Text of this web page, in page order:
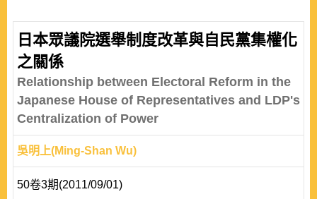
日本眾議院選舉制度改革與自民黨集權化
之關係
Relationship between Electoral Reform in the
Japanese House of Representatives and LDP's
Centralization of Power
吳明上(Ming-Shan Wu)
50卷3期(2011/09/01)